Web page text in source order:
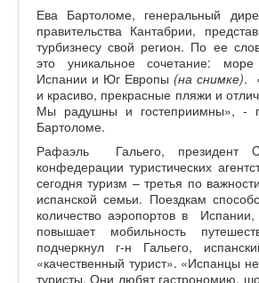
Ева Бартоломе, генеральный
правительства Кантабрии,
турбизнесу свой регион. По ее
это уникальное сочетание:
Испании и Юг Европы (на снимке).
и красиво, прекрасные пляжи и
Мы радушны и гостеприимны», -
Бартоломе.
Рафаэль Гальего, президент
конфедерации туристических
сегодня туризм – третья по
испанской семьи. Поездкам
количество аэропортов в
повышает мобильность
подчеркнул г-н Гальего,
«качественный турист». «Испанцы
туристы. Они любят гастрономию,